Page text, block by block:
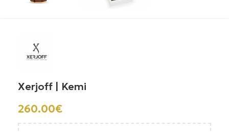
Xerjoff | Kemi
260.00€